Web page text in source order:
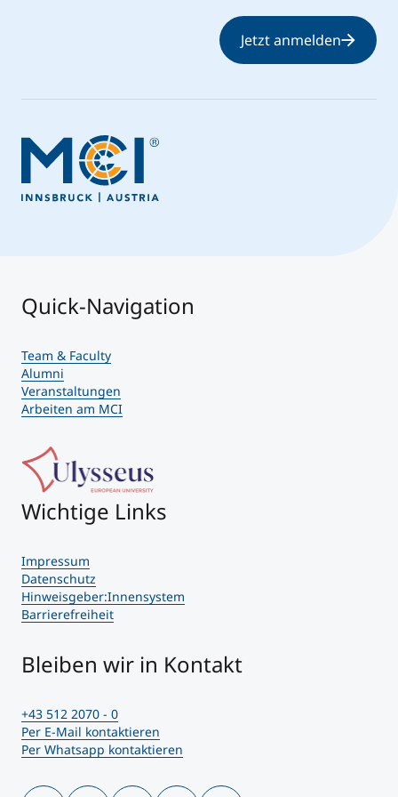
Jetzt anmelden
Quick-Navigation
Team & Faculty
Alumni
Veranstaltungen
Arbeiten am MCI
Wichtige Links
Impressum
Datenschutz
Hinweisgeber:Innensystem
Barrierefreiheit
Bleiben wir in Kontakt
+43 512 2070 - 0
Per E-Mail kontaktieren
Per Whatsapp kontaktieren